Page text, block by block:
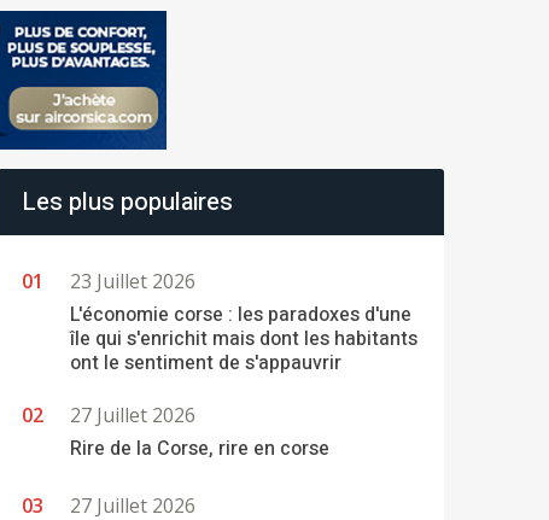
Les plus populaires
23 Juillet 2026
L'économie corse : les paradoxes d'une
île qui s'enrichit mais dont les habitants
ont le sentiment de s'appauvrir
27 Juillet 2026
Rire de la Corse, rire en corse
27 Juillet 2026